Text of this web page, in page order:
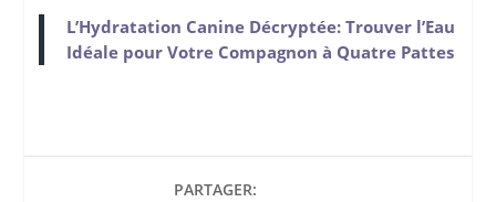
L’Hydratation Canine Décryptée: Trouver l’Eau
Idéale pour Votre Compagnon à Quatre Pattes
PARTAGER: